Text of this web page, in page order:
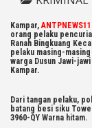
Kampar,
orang pelaku
Ranah Bingkuang
pelaku masing-
warga Dusun Jawi-
Kampar.
Dari tangan pelaku,
batang besi siku
3960-QY Warna hitam.